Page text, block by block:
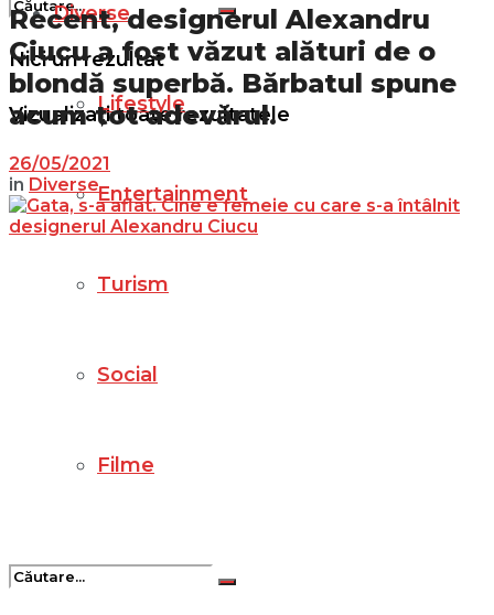
Nici un rezultat
Vizualizați toate rezultatele
Diverse
Lifestyle
Entertainment
Turism
Social
Filme
Recent, designerul Alexandru
Ciucu a fost văzut alături de o
blondă superbă. Bărbatul spune
acum tot adevărul.
26/05/2021
in Diverse